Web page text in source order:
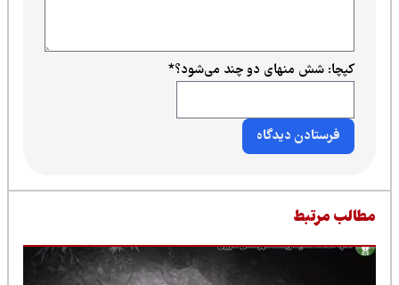
کپچا: شش منهای دو چند می‌شود؟*
مرتبط